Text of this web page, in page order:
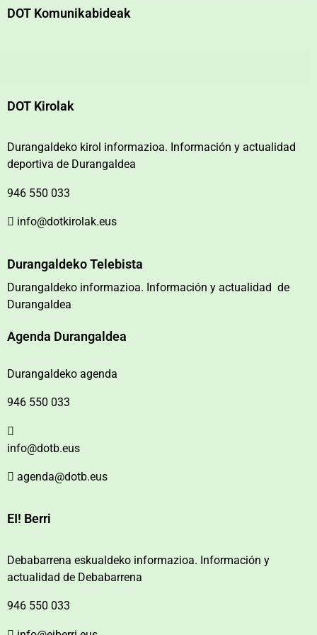
DOT Komunikabideak
DOT Kirolak
Durangaldeko kirol informazioa. Información y actualidad
deportiva de Durangaldea
946 550 033
info@dotkirolak.eus
Durangaldeko Telebista
Durangaldeko informazioa. Información y actualidad de
Durangaldea
Agenda Durangaldea
Durangaldeko agenda
946 550 033
info@dotb.eus
agenda@dotb.eus
EI! Berri
Debabarrena eskualdeko informazioa. Información y
actualidad de Debabarrena
946 550 033